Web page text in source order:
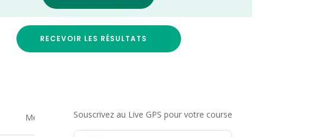
RECEVOIR LES RÉSULTATS
Medias Souscrivez au Live GPS pour votre course